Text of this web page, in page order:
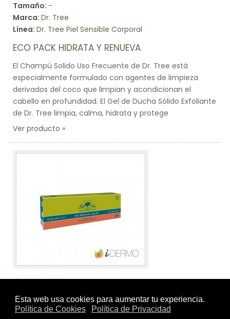
Tamaño: -
Marca: Dr. Tree
Línea: Dr. Tree Piel Sensible Corporal
ECO PACK HIDRATA Y RENUEVA
El Champú Solido Uso Frecuente de Dr. Tree está
especialmente formulado con agentes de limpieza
derivados del coco que limpian y acondicionan el
cabello en profundidad. El Gel de Ducha Sólido Exfoliante
de Dr. Tree limpia, calma, hidrata y protege
Ver producto
Tamaño:-